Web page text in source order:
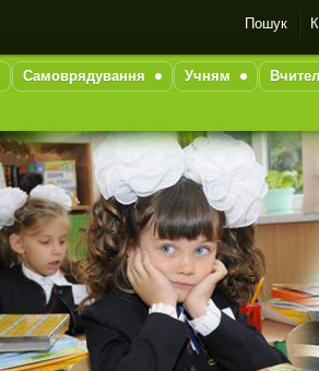
Пошук
Самоврядування Учням